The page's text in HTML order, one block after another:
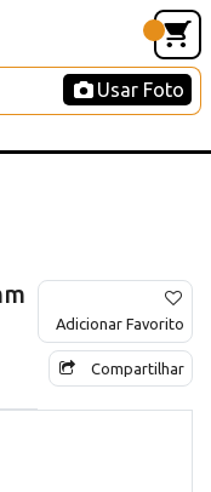
Usar Foto
Adicionar Favorito
Compartilhar